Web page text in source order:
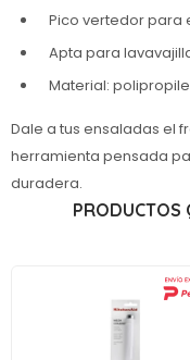
Pico vertedor para
Apta para
Material:
Dale a tus ensaladas el
herramienta pensada
duradera.
PRODUCTOS